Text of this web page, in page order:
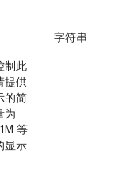
制此
提供
的简
为
等
显示
字符串